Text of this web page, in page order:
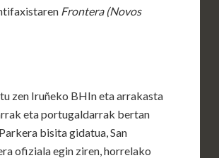
Frontera (Novos
zen Iruñeko BHIn eta arrakasta
eta portugaldarrak bertan
bisita gidatua, San
ofiziala egin ziren, horrelako